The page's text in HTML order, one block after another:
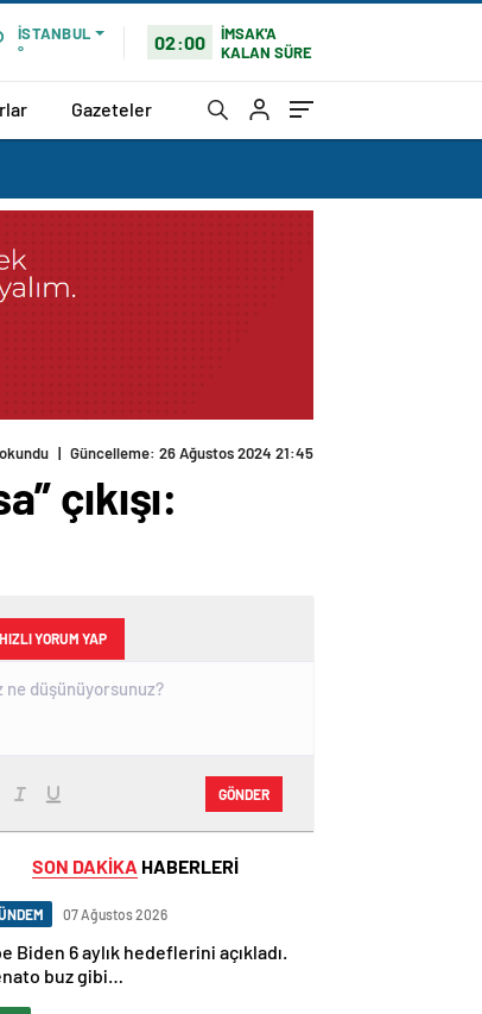
İSTANBUL
°
02:00
İMSAK'A
KALAN SÜRE
Gazeteler
| Güncelleme: 26 Ağustos 2024 21:45
çıkışı:
HIZLI YORUM YAP
GÖNDER
SON DAKİKA HABERLERİ
07 Ağustos 2026
Biden 6 aylık hedeflerini açıkladı.
buz gibi…